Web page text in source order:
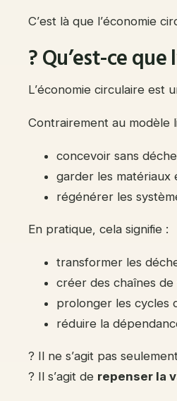
C’est là que l’économie
? Qu’est-ce
L’économie circulaire est
Contrairement au modèle
concevoir sans
garder les matériaux
régénérer les
En pratique, cela signifie :
transformer les
créer des chaînes de
prolonger les cycles
réduire la
? Il ne s’agit pas
? Il s’agit de repenser la